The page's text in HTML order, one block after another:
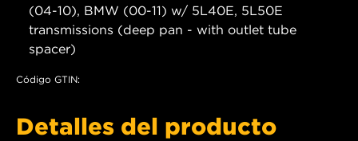
(04-10), BMW (00-11) w/ 5L40E, 5L50E
transmissions (deep pan - with outlet tube
spacer)
Código GTIN:
Detalles del producto